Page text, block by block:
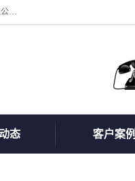
周口中为交通设施工程有限公司是一家洛阳道路划线公司、郑州道路划线公司、平顶山道路车位划线公司、开封车位划线公司、许昌道路车位划线公司、漯河道路车位划线公司，公司始终坚持“诚信、匠心、专注”的宗旨；我们的经营理念是：的服务。
态 客户案例